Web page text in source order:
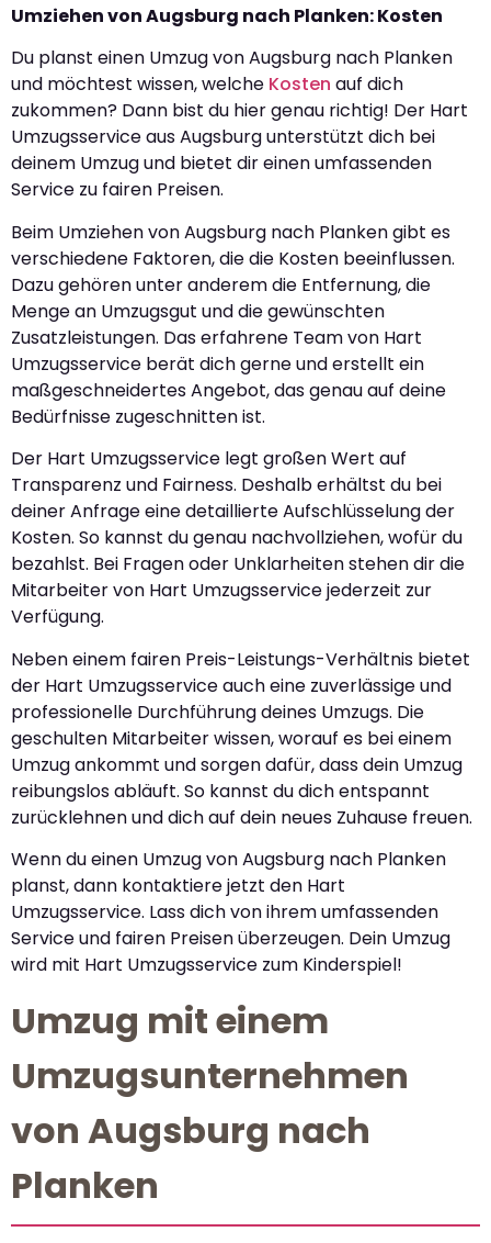
Umziehen von Augsburg nach Planken: Kosten
Du planst einen Umzug von Augsburg nach Planken
und möchtest wissen, welche Kosten auf dich
zukommen? Dann bist du hier genau richtig! Der Hart
Umzugsservice aus Augsburg unterstützt dich bei
deinem Umzug und bietet dir einen umfassenden
Service zu fairen Preisen.
Beim Umziehen von Augsburg nach Planken gibt es
verschiedene Faktoren, die die Kosten beeinflussen.
Dazu gehören unter anderem die Entfernung, die
Menge an Umzugsgut und die gewünschten
Zusatzleistungen. Das erfahrene Team von Hart
Umzugsservice berät dich gerne und erstellt ein
maßgeschneidertes Angebot, das genau auf deine
Bedürfnisse zugeschnitten ist.
Der Hart Umzugsservice legt großen Wert auf
Transparenz und Fairness. Deshalb erhältst du bei
deiner Anfrage eine detaillierte Aufschlüsselung der
Kosten. So kannst du genau nachvollziehen, wofür du
bezahlst. Bei Fragen oder Unklarheiten stehen dir die
Mitarbeiter von Hart Umzugsservice jederzeit zur
Verfügung.
Neben einem fairen Preis-Leistungs-Verhältnis bietet
der Hart Umzugsservice auch eine zuverlässige und
professionelle Durchführung deines Umzugs. Die
geschulten Mitarbeiter wissen, worauf es bei einem
Umzug ankommt und sorgen dafür, dass dein Umzug
reibungslos abläuft. So kannst du dich entspannt
zurücklehnen und dich auf dein neues Zuhause freuen.
Wenn du einen Umzug von Augsburg nach Planken
planst, dann kontaktiere jetzt den Hart
Umzugsservice. Lass dich von ihrem umfassenden
Service und fairen Preisen überzeugen. Dein Umzug
wird mit Hart Umzugsservice zum Kinderspiel!
Umzug mit einem
Umzugsunternehmen
von Augsburg nach
Planken